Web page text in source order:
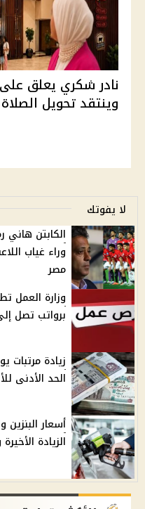
نادر شكري يعلق
وينتقد تحويل
لا يفوتك
الكابتن
وراء غياب
مصر
برواتب تصل إلى 12500
الحد الأدنى للأجور
أسعار
الزيادة